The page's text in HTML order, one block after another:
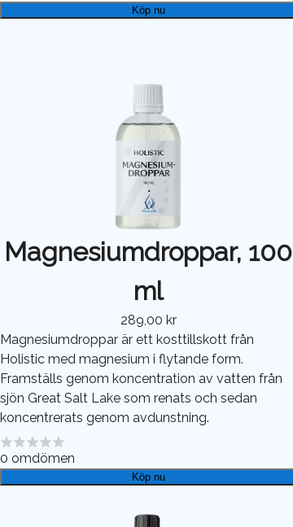
Köp nu
Magnesiumdroppar, 100
ml
289,00 kr
Magnesiumdroppar är ett kosttillskott från
Holistic med magnesium i flytande form.
Framställs genom koncentration av vatten från
sjön Great Salt Lake som renats och sedan
koncentrerats genom avdunstning.
0 omdömen
Köp nu